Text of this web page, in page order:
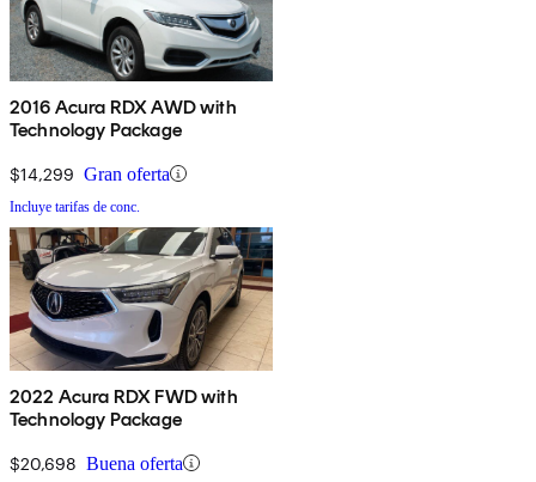
2016 Acura RDX AWD with
Technology Package
$14,299 Gran oferta
Incluye tarifas de conc.
2022 Acura RDX FWD with
Technology Package
$20,698 Buena oferta